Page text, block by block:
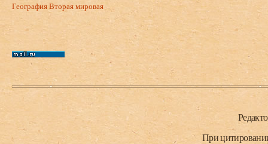
ГеографияВторая мировая
Нижний колонтитул
При